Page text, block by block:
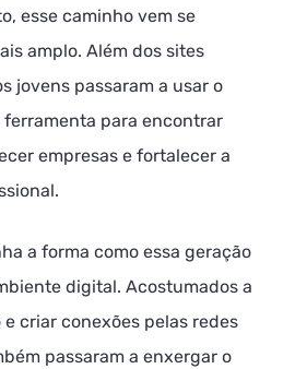
esse caminho vem se
amplo. Além dos sites
jovens passaram a usar o
ferramenta para encontrar
empresas e fortalecer a
a forma como essa geração
digital. Acostumados a
criar conexões pelas redes
passaram a enxergar o